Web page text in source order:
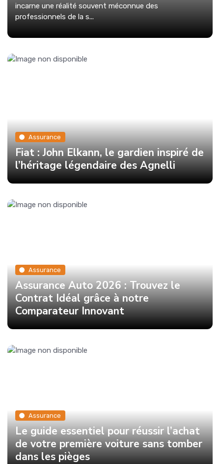
incarne une réalité souvent méconnue des
professionnels de la s...
Assurance
Fiat : John Elkann, le gardien inspiré de
l’héritage légendaire des Agnelli
Assurance
Assurance Auto 2026 : Trouvez le
Contrat Idéal grâce à notre
Comparateur Innovant
Assurance
Le guide essentiel pour réussir l’achat
de votre première voiture sans tomber
dans les pièges